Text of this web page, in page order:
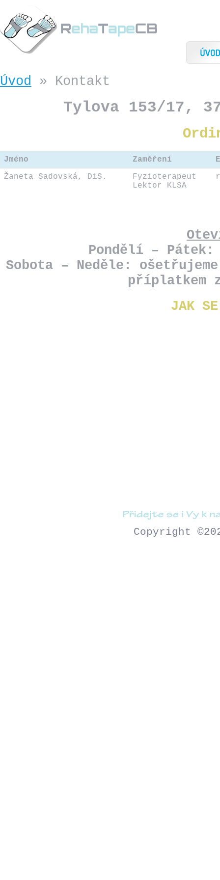
Úvod » Kontakt
Tylova 153/17,
Jméno Zaměření
Žaneta Sadovská, DiS.
Fyzioterapeut
Lektor KLSA
Pondělí –
Sobota – Neděle:
příplatkem
JAK
Copyright